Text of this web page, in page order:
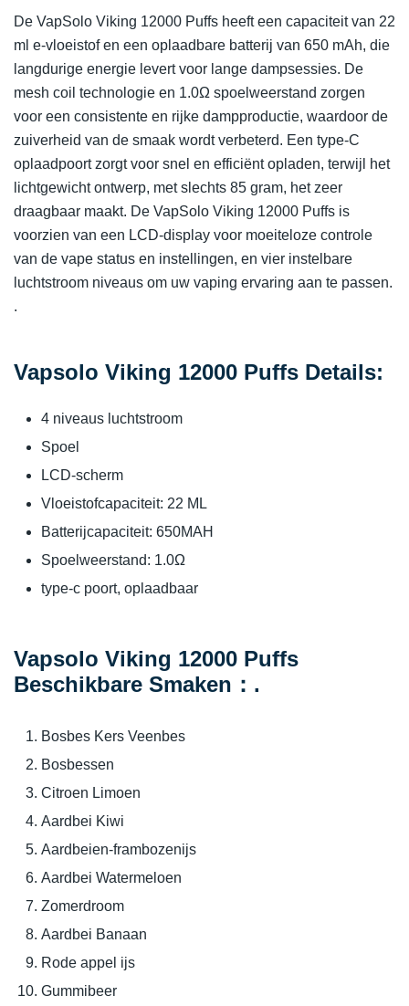
De VapSolo Viking 12000 Puffs heeft een capaciteit van 22
ml e-vloeistof en een oplaadbare batterij van 650 mAh, die
langdurige energie levert voor lange dampsessies. De
mesh coil technologie en 1.0Ω spoelweerstand zorgen
voor een consistente en rijke dampproductie, waardoor de
zuiverheid van de smaak wordt verbeterd. Een type-C
oplaadpoort zorgt voor snel en efficiënt opladen, terwijl het
lichtgewicht ontwerp, met slechts 85 gram, het zeer
draagbaar maakt. De VapSolo Viking 12000 Puffs is
voorzien van een LCD-display voor moeiteloze controle
van de vape status en instellingen, en vier instelbare
luchtstroom niveaus om uw vaping ervaring aan te passen.
.
Vapsolo Viking 12000 Puffs Details:
4 niveaus luchtstroom
Spoel
LCD-scherm
Vloeistofcapaciteit: 22 ML
Batterijcapaciteit: 650MAH
Spoelweerstand: 1.0Ω
type-c poort, oplaadbaar
Vapsolo Viking 12000 Puffs
Beschikbare Smaken：.
Bosbes Kers Veenbes
Bosbessen
Citroen Limoen
Aardbei Kiwi
Aardbeien-frambozenijs
Aardbei Watermeloen
Zomerdroom
Aardbei Banaan
Rode appel ijs
Gummibeer